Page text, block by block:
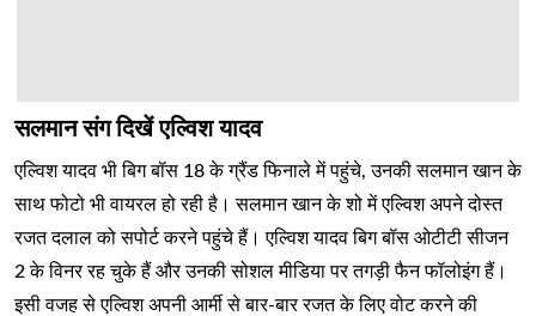
सलमान संग दिखें एल्विश यादव
एल्विश यादव भी बिग बॉस 18 के ग्रैंड फिनाले में पहुंचे, उनकी सलमान खान के
साथ फोटो भी वायरल हो रही है। सलमान खान के शो में एल्विश अपने दोस्त
रजत दलाल को सपोर्ट करने पहुंचे हैं। एल्विश यादव बिग बॉस ओटीटी सीजन
2 के विनर रह चुके हैं और उनकी सोशल मीडिया पर तगड़ी फैन फॉलोइंग हैं।
इसी वजह से एल्विश अपनी आर्मी से बार-बार रजत के लिए वोट करने की